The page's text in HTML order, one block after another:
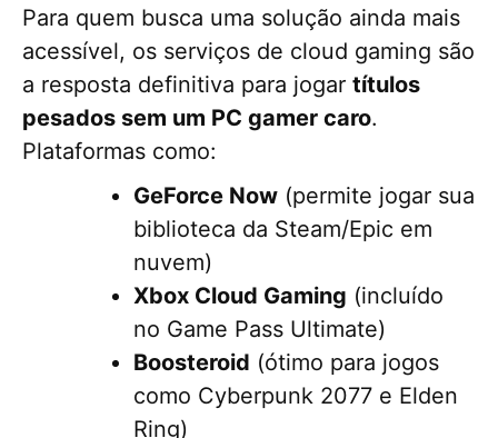
Para quem busca uma solução ainda mais
acessível, os serviços de cloud gaming são
a resposta definitiva para jogar títulos
pesados sem um PC gamer caro.
Plataformas como:
GeForce Now (permite jogar sua
biblioteca da Steam/Epic em
nuvem)
Xbox Cloud Gaming (incluído
no Game Pass Ultimate)
Boosteroid (ótimo para jogos
como Cyberpunk 2077 e Elden
Ring)